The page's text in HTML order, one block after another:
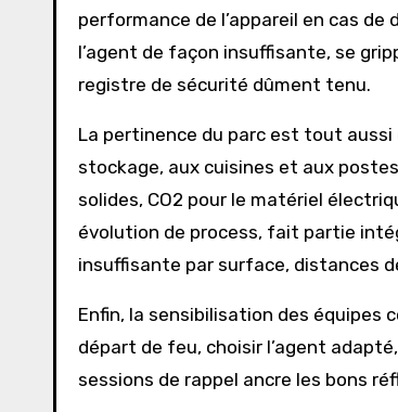
performance de l’appareil en cas
l’agent de façon insuffisante, se
registre de sécurité dûment tenu.
La pertinence du parc est tout
stockage, aux cuisines et aux
solides, CO2 pour le matériel
évolution de process, fait partie
insuffisante par surface, distances
Enfin, la sensibilisation des équipes
départ de feu, choisir l’agent
sessions de rappel ancre les bons